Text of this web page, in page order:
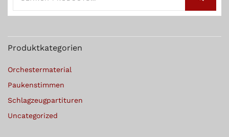
Produktkategorien
Orchestermaterial
Paukenstimmen
Schlagzeugpartituren
Uncategorized